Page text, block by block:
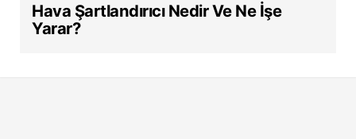
Hava Şartlandırıcı Nedir Ve Ne İşe
Yarar?